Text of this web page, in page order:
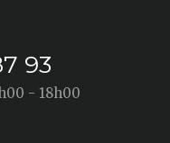
93
- 18h00